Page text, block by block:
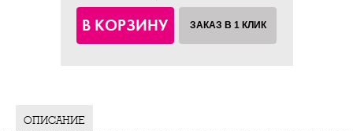
В КОРЗИНУ ЗАКАЗ В 1 КЛИК
ОПИСАНИЕ